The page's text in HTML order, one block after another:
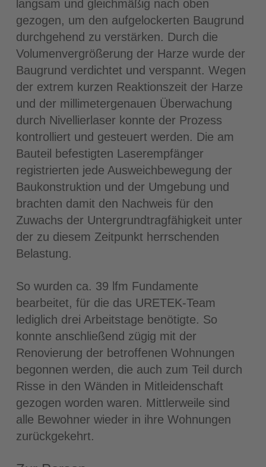
langsam und gleichmäßig nach oben
gezogen, um den aufgelockerten Baugrund
durchgehend zu verstärken. Durch die
Volumenvergröße­rung der Harze wurde der
Baugrund verdichtet und verspannt. Wegen
der extrem kurzen Reaktionszeit der Harze
und der millimetergenauen Überwachung
durch Nivellierlaser konnte der Prozess
kontrolliert und gesteuert werden. Die am
Bauteil befestigten Laserempfänger
registrierten jede Ausweichbewegung der
Baukonstruktion und der Umgebung und
brachten damit den Nachweis für den
Zuwachs der Untergrundtragfähigkeit unter
der zu diesem Zeitpunkt herrschenden
Belastung.
So wurden ca. 39 lfm Fundamente
bearbeitet, für die das URETEK-Team
lediglich drei Arbeitstage benötigte. So
konnte anschließend zügig mit der
Renovierung der betroffenen Wohnungen
begonnen werden, die auch zum Teil durch
Risse in den Wänden in Mitleidenschaft
gezogen worden waren. Mittlerweile sind
alle Bewohner wieder in ihre Wohnungen
zurückgekehrt.